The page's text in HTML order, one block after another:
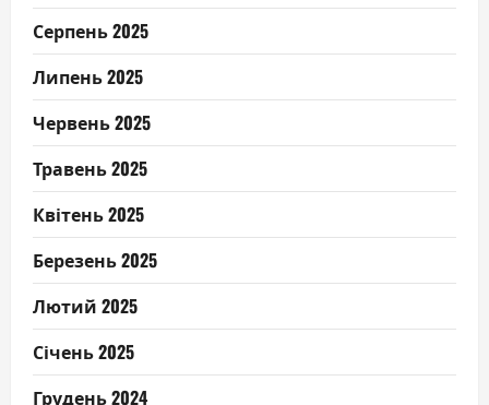
Серпень 2025
Липень 2025
Червень 2025
Травень 2025
Квітень 2025
Березень 2025
Лютий 2025
Січень 2025
Грудень 2024